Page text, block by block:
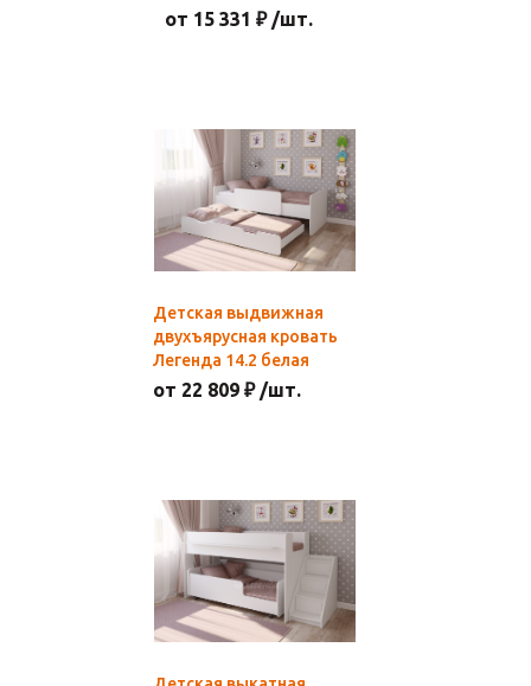
от 15 331 ₽ /шт.
Детская выдвижная
двухъярусная кровать
Легенда 14.2 белая
от 22 809 ₽ /шт.